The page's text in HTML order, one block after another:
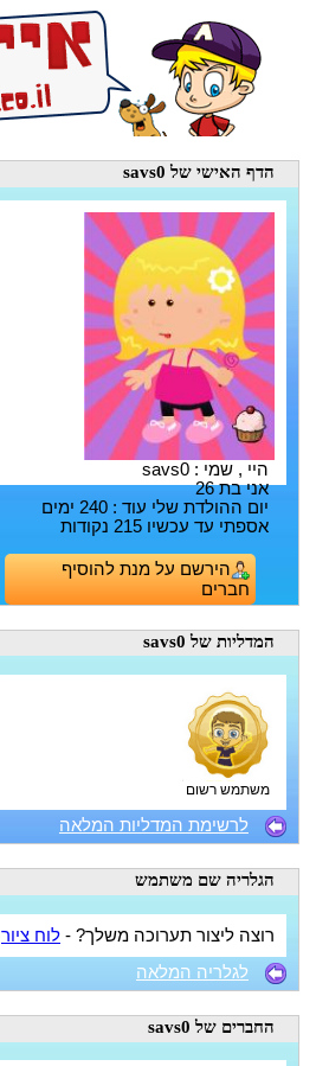
הדף האישי של savs0
היי , שמי : savs0
אני בת 26
יום ההולדת שלי עוד : 240 ימים
אספתי עד עכשיו 215 נקודות
הירשם על מנת להוסיף
חברים
המדליות של savs0
משתמש רשום
לרשימת המדליות המלאה
הגלריה שם משתמש
רוצה ליצור תערוכה משלך? - לוח ציור
לגלריה המלאה
החברים של savs0